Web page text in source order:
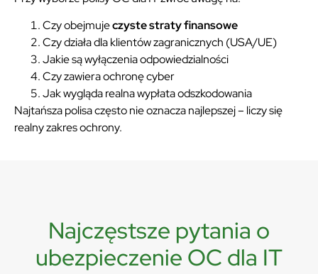
Czy obejmujeczyste straty finansowe
Czy działa dla klientów zagranicznych (USA/UE)
Jakie są wyłączenia odpowiedzialności
Czy zawiera ochronę cyber
Jak wygląda realna wypłata odszkodowania
Najtańsza polisa często nie oznacza najlepszej – liczy się
realny zakres ochrony.
Najczęstsze pytania o
ubezpieczenie OC dla IT